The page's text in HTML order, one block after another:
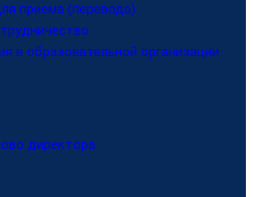
приема (перевода)
в образовательной организации
директора